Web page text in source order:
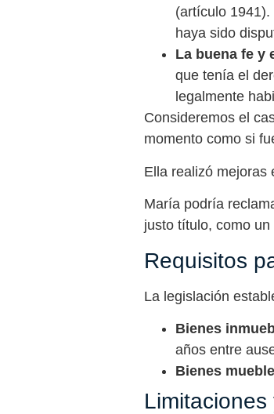
(artículo
haya sido
La buena fe y
que tenía el
legalmente
Consideremos el
momento como si
Ella realizó mejoras
María podría
justo título, como
Requisitos
La legislación
Bienes
años entre
Bienes